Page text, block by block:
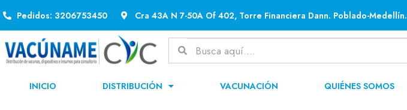
Pedidos: 3206753450 Cra 43A N 7-50A Of 402, Torre Financiera Dann. Poblado-Medellín.
INICIO DISTRIBUCIÓN VACUNACIÓN QUIÉNES SOMOS